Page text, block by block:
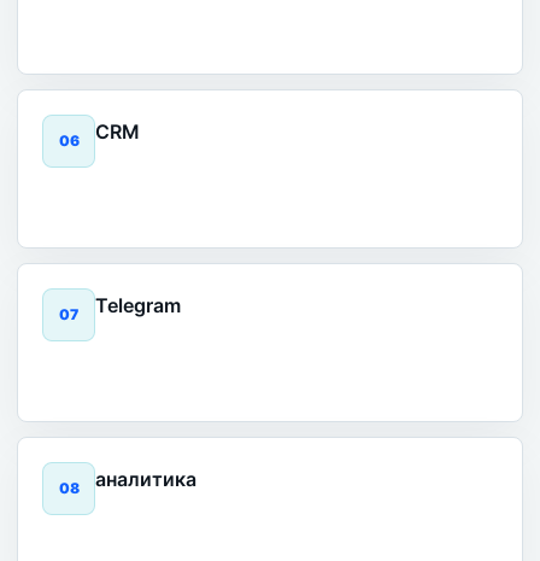
06 CRM
07 Telegram
08 аналитика